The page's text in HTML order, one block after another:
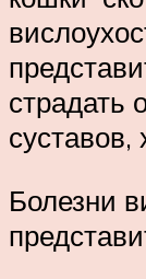
страдать
Болезни